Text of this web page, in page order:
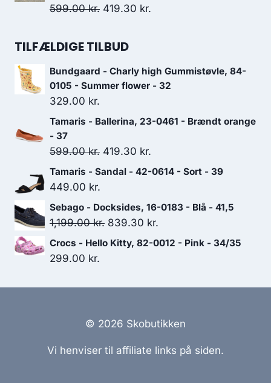
var:
599.00kr. Den
pris
599.00 kr..
419.30 kr.
419.30 kr..
TILFÆLDIGE TILBUD
Bundgaard - Charly high Gummistøvle, 84-
0105 - Summer flower - 32
329.00 kr.
Tamaris - Ballerina, 23-0461 - Brændt orange
- 37
599.00kr. Den
oprindelige
599.00 kr..
419.30 kr.
aktuelle
Tamaris - Sandal - 42-0614 - Sort - 39
449.00 kr.
Sebago - Docksides, 16-0183 - Blå - 41,5
1,199.00kr. Den
oprindelige
1,199.00 kr..
839.30 kr.
aktuelle
839.30 kr..
Crocs - Hello Kitty, 82-0012 - Pink - 34/35
299.00 kr.
© 2026 Skobutikken
Vi henviser til affiliate links på siden.